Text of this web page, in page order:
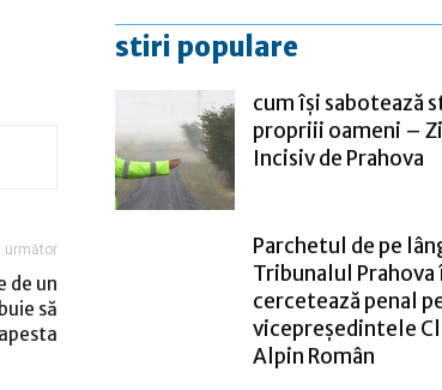
următor
de un
să
stiri populare
cum își sabotează
propriii oameni –
Incisiv de Prahova
Parchetul de pe
Tribunalul Prahova
cercetează penal
vicepreședintele
Alpin Român